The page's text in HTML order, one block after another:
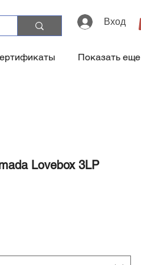
Вход
Показать еще
Lovebox 3LP